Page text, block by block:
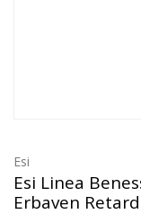
Esi
Esi Linea
Erbaven